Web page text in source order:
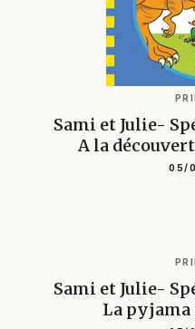
Sami et Julie-
A la
05/